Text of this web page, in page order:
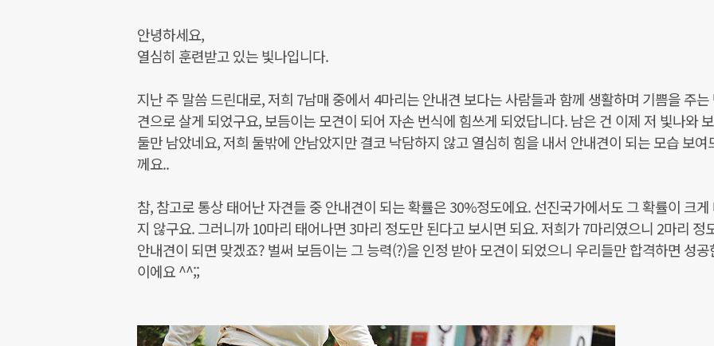
안녕하세요,
열심히 훈련받고 있는 빛나입니다.
지난 주 말씀 드린대로, 저희 7남매 중에서 4마리는 안내견 보다는 사람들과 함께 생활하며 기쁨을 주는
견으로 살게 되었구요, 보듬이는 모견이 되어 자손 번식에 힘쓰게 되었답니다. 남은 건 이제 저 빛나와
둘만 남았네요, 저희 둘밖에 안남았지만 결코 낙담하지 않고 열심히 힘을 내서 안내견이 되는 모습 보여
께요..
참, 참고로 통상 태어난 자견들 중 안내견이 되는 확률은 30%정도에요. 선진국가에서도 그 확률이 크게
지 않구요. 그러니까 10마리 태어나면 3마리 정도만 된다고 보시면 되요. 저희가 7마리였으니 2마리 정
안내견이 되면 맞겠죠? 벌써 보듬이는 그 능력(?)을 인정 받아 모견이 되었으니 우리들만 합격하면 성공
이에요 ^^;;